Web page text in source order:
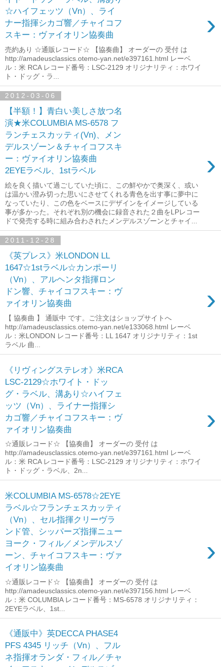
☆ハイフェッツ（Vn）、ライ
ナー指揮シカゴ響／チャイコフ
スキー：ヴァイオリン協奏曲
›
売約あり ☆通販レコード☆ 【協奏曲】 オーダーの 受付 は
http://amadeusclassics.otemo-yan.net/e397161.html レーベ
ル：米 RCA レコード番号：LSC-2129 オリジナリティ：ホワイ
ト・ドッグ・ラ...
2012-03-06
【半額！】青白い美しさ放つ名
演★米COLUMBIA MS-6578 フ
ランチェスカッティ(Vn)、メン
デルスゾーン＆チャイコフスキ
ー：ヴァイオリン協奏曲
2EYEラベル、1stラベル
›
絵を良く描いて過ごしていた頃に、この鮮やかで奥深く、或い
は温かい澄み切った思いにさせてくれる青色を出す事に夢中に
なっていたり、この色をベースにデザインをイメージしている
事が多かった。それぞれ別の機会に録音された２曲をLPレコー
ドで発売する時に組み合わされたメンデルスゾーンとチャイ...
2011-12-28
《英プレス》米LONDON LL
1647☆1stラベル☆カンポーリ
（Vn）、アルヘンタ指揮ロン
ドン響、チャイコフスキー：ヴ
ァイオリン協奏曲
›
【 協奏曲 】 通販中 です。ご注文はショップサイトへ
http://amadeusclassics.otemo-yan.net/e133068.html レーベ
ル：米LONDON レコード番号：LL 1647 オリジナリティ：1st
ラベル 曲...
《リヴィングステレオ》米RCA
LSC-2129☆ホワイト・ドッ
グ・ラベル、溝あり☆ハイフェ
ッツ（Vn）、ライナー指揮シ
カゴ響／チャイコフスキー：ヴ
ァイオリン協奏曲
›
☆通販レコード☆ 【協奏曲】 オーダーの 受付 は
http://amadeusclassics.otemo-yan.net/e397161.html レーベ
ル：米 RCA レコード番号：LSC-2129 オリジナリティ：ホワイ
ト・ドッグ・ラベル、2n...
米COLUMBIA MS-6578☆2EYE
ラベル☆フランチェスカッティ
（Vn）、セル指揮クリーヴラ
ンド管、シッパーズ指揮ニュー
ヨーク・フィル／メンデルスゾ
ーン、チャイコフスキー：ヴァ
イオリン協奏曲
›
☆通販レコード☆ 【協奏曲】 オーダーの 受付 は
http://amadeusclassics.otemo-yan.net/e397156.html レーベ
ル：米 COLUMBIA レコード番号：MS-6578 オリジナリティ：
2EYEラベル、1st...
《通販中》英DECCA PHASE4
PFS 4345 リッチ（Vn）、フル
ネ指揮オランダ・フィル／チャ